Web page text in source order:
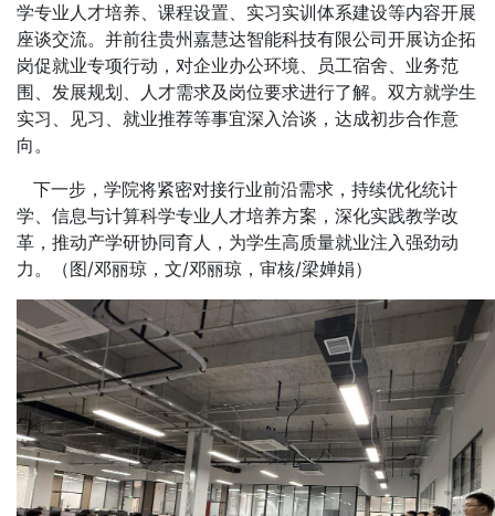
学专业人才培养、课程设置、实习实训体系建设等内容开展
座谈交流。并前往贵州嘉慧达智能科技有限公司开展访企拓
岗促就业专项行动，对企业办公环境、员工宿舍、业务范
围、发展规划、人才需求及岗位要求进行了解。双方就学生
实习、见习、就业推荐等事宜深入洽谈，达成初步合作意
向。
下一步，学院将紧密对接行业前沿需求，持续优化统计
学、信息与计算科学专业人才培养方案，深化实践教学改
革，推动产学研协同育人，为学生高质量就业注入强劲动
力。（图/邓丽琼，文/邓丽琼，审核/梁婵娟）